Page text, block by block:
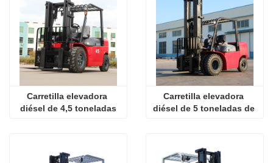
Carretilla elevadora
diésel de 4,5 toneladas
Carretilla elevadora
diésel de 5 toneladas de